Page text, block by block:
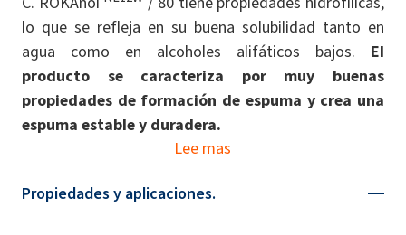
lo que se refleja en su buena solubilidad tanto en
agua como en alcoholes alifáticos bajos. El
producto se caracteriza por muy buenas
propiedades de formación de espuma y crea una
espuma estable y duradera.
Lee mas
Propiedades y aplicaciones.